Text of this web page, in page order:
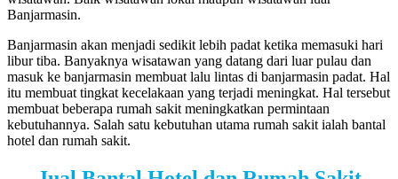
Banjarmasin.
Banjarmasin akan menjadi sedikit lebih padat ketika memasuki hari
libur tiba. Banyaknya wisatawan yang datang dari luar pulau dan
masuk ke banjarmasin membuat lalu lintas di banjarmasin padat. Hal
itu membuat tingkat kecelakaan yang terjadi meningkat. Hal tersebut
membuat beberapa rumah sakit meningkatkan permintaan
kebutuhannya. Salah satu kebutuhan utama rumah sakit ialah bantal
hotel dan rumah sakit.